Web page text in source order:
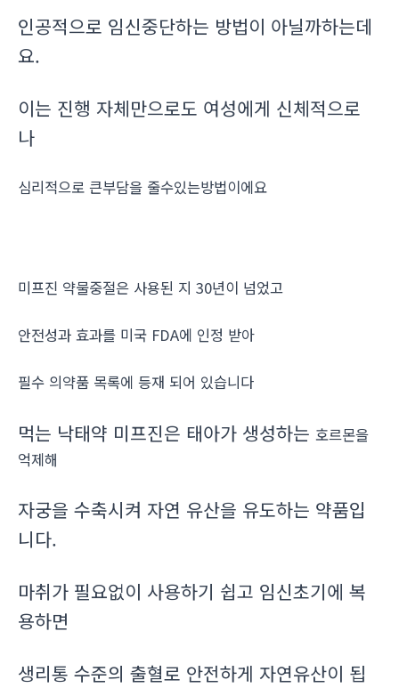
인공적으로 임신중단하는 방법이 아닐까하는데
요.
이는 진행 자체만으로도 여성에게 신체적으로
나
심리적으로 큰부담을 줄수있는방법이에요
미프진 약물중절은 사용된 지 30년이 넘었고
안전성과 효과를 미국 FDA에 인정 받아
필수 의약품 목록에 등재 되어 있습니다
먹는 낙태약 미프진은 태아가 생성하는 호르몬을
억제해
자궁을 수축시켜 자연 유산을 유도하는 약품입
니다.
마취가 필요없이 사용하기 쉽고 임신초기에 복
용하면
생리통 수준의 출혈로 안전하게 자연유산이 됩